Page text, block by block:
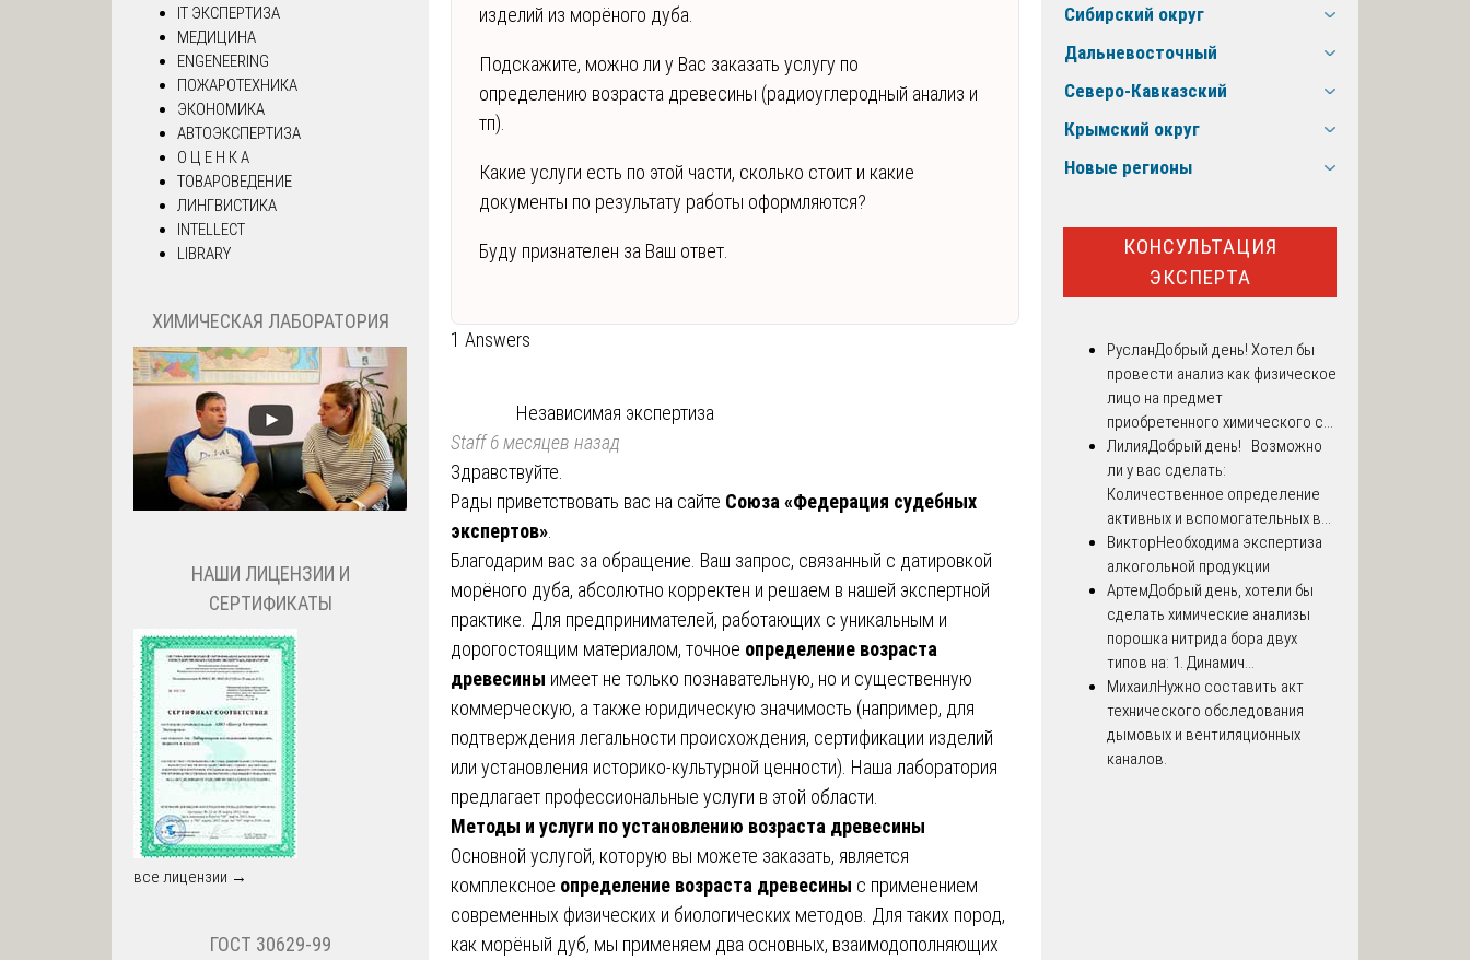
изделий из морёного дуба.
Подскажите, можно ли у Вас заказать услугу по
определению возраста древесины (радиоуглеродный анализ и
тп).
Какие услуги есть по этой части, сколько стоит и какие
документы по результату работы оформляются?
Буду признателен за Ваш ответ.
1 Answers
Независимая экспертиза
Staff6 месяцев назад
Здравствуйте.
Рады приветствовать вас на сайте Союза «Федерация судебных
экспертов»
Благодарим вас за обращение. Ваш запрос, связанный с датировкой
морёного дуба, абсолютно корректен и решаем в нашей экспертной
практике. Для предпринимателей, работающих с уникальным и
дорогостоящим материалом, точное определение возраста
древесины имеет не только познавательную, но и существенную
коммерческую, а также юридическую значимость (например, для
подтверждения легальности происхождения, сертификации изделий
или установления историко-культурной ценности). Наша лаборатория
предлагает профессиональные услуги в этой области.
Методы и услуги по установлению возраста древесины
Основной услугой, которую вы можете заказать, является
комплексное определение возраста древесины с применением
современных физических и биологических методов. Для таких пород,
как морёный дуб, мы применяем два основных, взаимодополняющих
IT ЭКСПЕРТИЗА
МЕДИЦИНА
ENGENEERING
ПОЖАРОТЕХНИКА
ЭКОНОМИКА
АВТОЭКСПЕРТИЗА
О Ц Е Н К А
ТОВАРОВЕДЕНИЕ
ЛИНГВИСТИКА
INTELLECT
LIBRARY
ХИМИЧЕСКАЯ ЛАБОРАТОРИЯ
НАШИ ЛИЦЕНЗИИ И
СЕРТИФИКАТЫ
все лицензии →
ГОСТ 30629-99
Сибирский округ
Дальневосточный
Северо-Кавказский
Крымский округ
Новые регионы
КОНСУЛЬТАЦИЯ
ЭКСПЕРТА
РусланДобрый день! Хотел бы
провести анализ как физическое
лицо на предмет
приобретенного химического с...
ЛилияДобрый день! Возможно
ли у вас сделать:
Количественное определение
активных и вспомогательных в...
ВикторНеобходима экспертиза
алкогольной продукции
АртемДобрый день, хотели бы
сделать химические анализы
порошка нитрида бора двух
типов на: 1. Динамич...
МихаилНужно составить акт
технического обследования
дымовых и вентиляционных
каналов.